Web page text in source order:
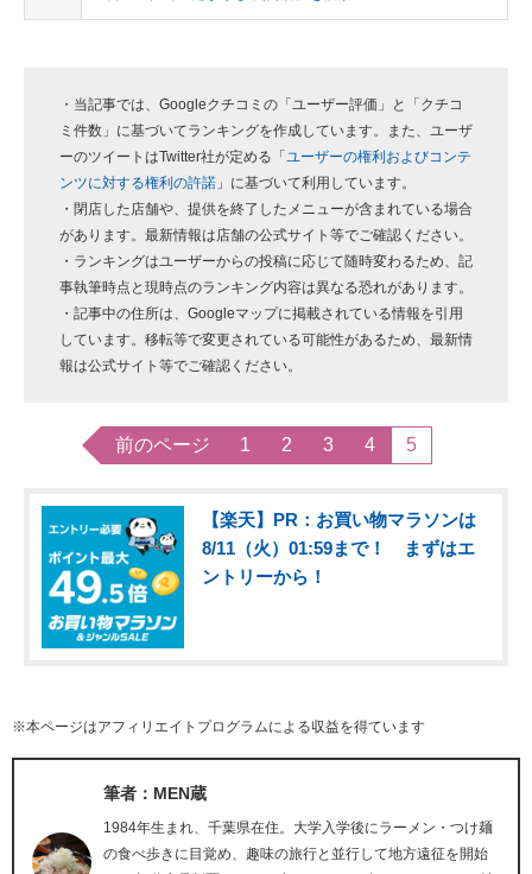
・当記事では、Googleクチコミの「ユーザー評価」と「クチコ
ミ件数」に基づいてランキングを作成しています。また、ユーザ
ーのツイートはTwitter社が定める「 ユーザーの権利およびコンテ
ンツに対する権利の許諾 」に基づいて利用しています。
・閉店した店舗や、提供を終了したメニューが含まれている場合
があります。最新情報は店舗の公式サイト等でご確認ください。
・ランキングはユーザーからの投稿に応じて随時変わるため、記
事執筆時点と現時点のランキング内容は異なる恐れがあります。
・記事中の住所は、Googleマップに掲載されている情報を引用
しています。移転等で変更されている可能性があるため、最新情
報は公式サイト等でご確認ください。
前のページ 1 2 3 4 5
【楽天】PR：お買い物マラソンは
8/11（火）01:59まで！ まずはエ
ントリーから！
※本ページはアフィリエイトプログラムによる収益を得ています
筆者：MEN蔵
1984年生まれ、千葉県在住。大学入学後にラーメン・つけ麺
の食べ歩きに目覚め、趣味の旅行と並行して地方遠征を開始